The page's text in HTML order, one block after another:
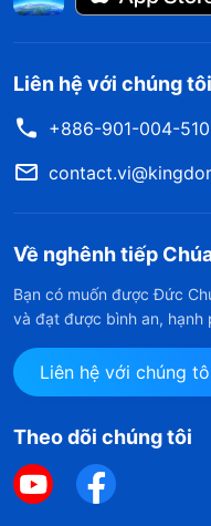
Liên hệ với chúng tôi
+886-901-004-510
Về nghênh tiếp
Bạn có muốn được Đức
và đạt được bình an, hạnh
Liên hệ với chúng
Theo dõi chúng tôi